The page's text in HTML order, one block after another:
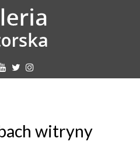
witryny